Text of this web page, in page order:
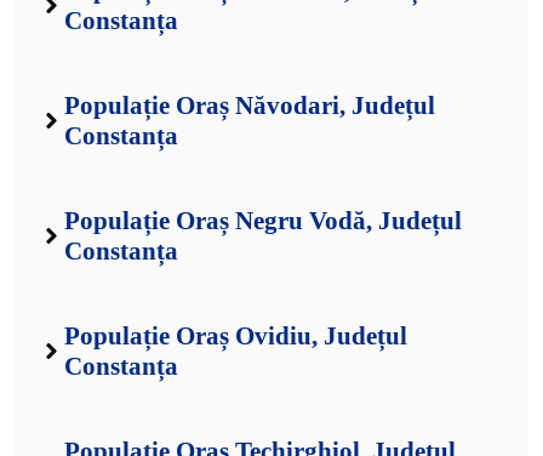
Constanța
Populație Oraș Năvodari, Județul
Constanța
Populație Oraș Negru Vodă, Județul
Constanța
Populație Oraș Ovidiu, Județul
Constanța